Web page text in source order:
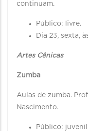
continuam.
Público: livre.
Dia 23, sexta,
Artes Cênicas
Zumba
Aulas de zumba.
Nascimento.
Público: